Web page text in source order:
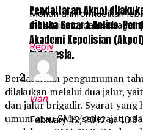
Pendaftaran Akpol
dibuka Secara Online.
Akademi Kepolisian
Indonesia.
Berdasarkan pengumuman
dilakukan melalui dua jalur,
dan jalur brigadir. Syarat
umum atau SMA/sederajat,
Mohon diinformasikan
mekanisme, dan
Reply
vian
February 12, 2012 at